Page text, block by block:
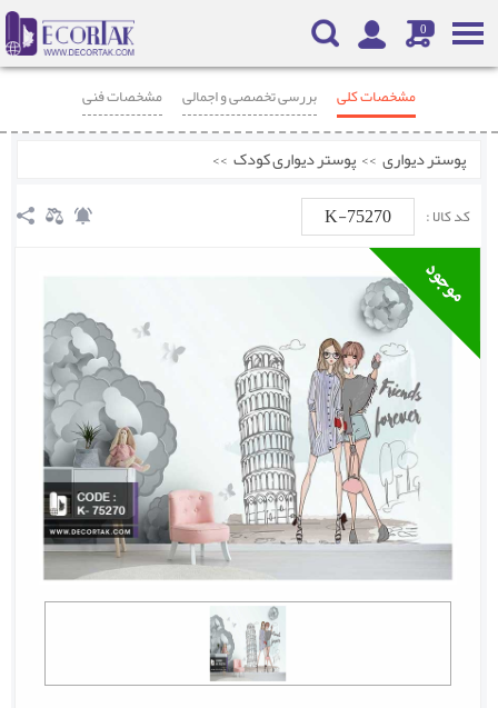
0
مشخصات کلی بررسی تخصصی و اجمالی
مشخصات فنی
محصولات مرتبط
پوستر دیواری >> پوستر دیواری کودک >>
کد کالا : K-75270